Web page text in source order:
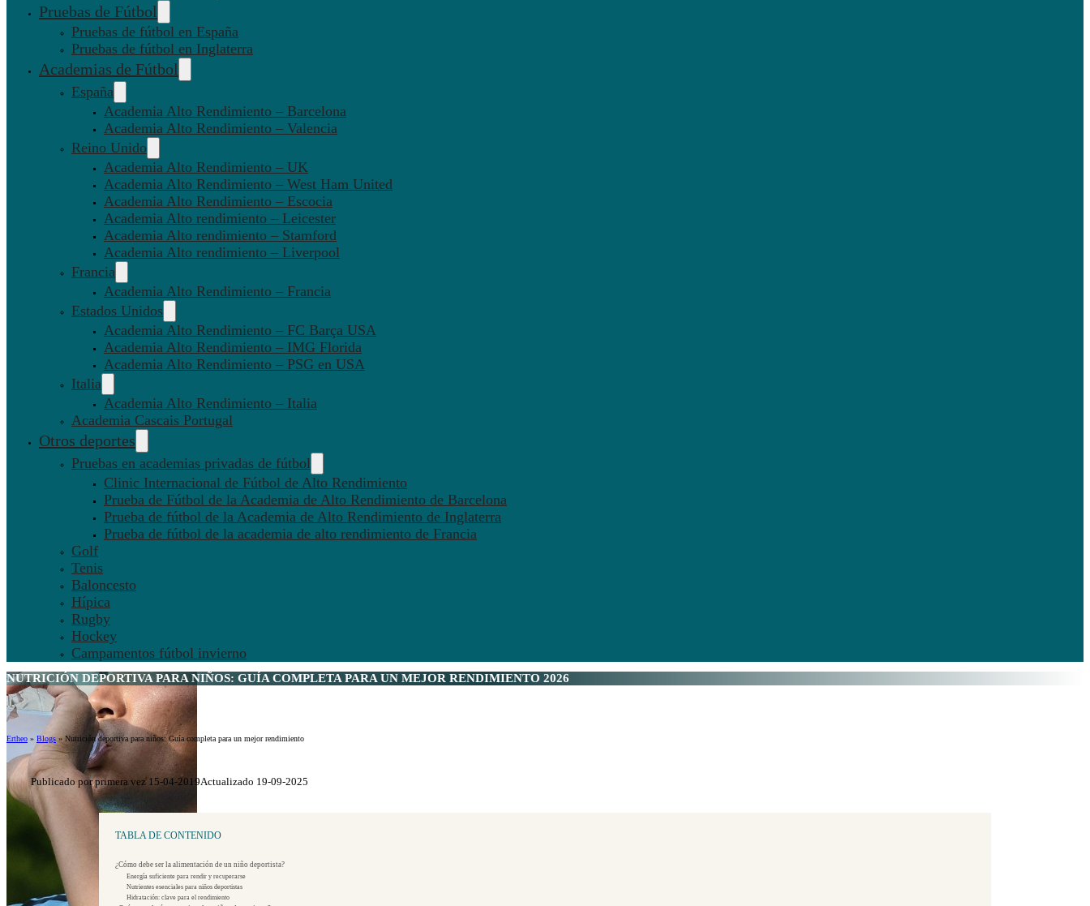
Pruebas de Fútbol
Pruebas de fútbol en España
Pruebas de fútbol en Inglaterra
Academias de Fútbol
España
Academia Alto Rendimiento – Barcelona
Academia Alto Rendimiento – Valencia
Reino Unido
Academia Alto Rendimiento – UK
Academia Alto Rendimiento – West Ham United
Academia Alto Rendimiento – Escocia
Academia Alto rendimiento – Leicester
Academia Alto rendimiento – Stamford
Academia Alto rendimiento – Liverpool
Francia
Academia Alto Rendimiento – Francia
Estados Unidos
Academia Alto Rendimiento – FC Barça USA
Academia Alto Rendimiento – IMG Florida
Academia Alto Rendimiento – PSG en USA
Italia
Academia Alto Rendimiento – Italia
Academia Cascais Portugal
Otros deportes
Pruebas en academias privadas de fútbol
Clinic Internacional de Fútbol de Alto Rendimiento
Prueba de Fútbol de la Academia de Alto Rendimiento de Barcelona
Prueba de fútbol de la Academia de Alto Rendimiento de Inglaterra
Prueba de fútbol de la academia de alto rendimiento de Francia
Golf
Tenis
Baloncesto
Hípica
Rugby
Hockey
Campamentos fútbol invierno
NUTRICIÓN DEPORTIVA PARA NIÑOS: GUÍA COMPLETA PARA UN MEJOR RENDIMIENTO 2026
Ertheo » Blogs» Nutrición deportiva para niños: Guía completa para un mejor rendimiento
Publicado por primera vez 15-04-2019Actualizado 19-09-2025
TABLA DE CONTENIDO
¿Cómo debe ser la alimentación de un niño deportista?
Energía suficiente para rendir y recuperarse
Nutrientes esenciales para niños deportistas
Hidratación: clave para el rendimiento